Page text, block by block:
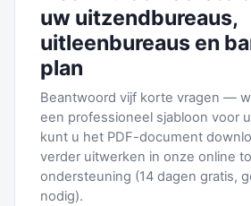
uw uitzendbureaus,
uitleenbureaus en
plan
Beantwoord vijf korte vragen —
een professioneel sjabloon voor
kunt u het PDF-document
verder uitwerken in onze online
ondersteuning (14 dagen gratis,
nodig).